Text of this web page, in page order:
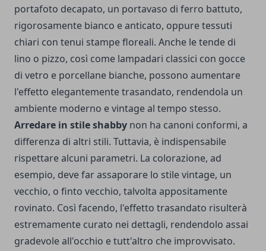
portafoto decapato, un portavaso di ferro battuto,
rigorosamente bianco e anticato, oppure tessuti
chiari con tenui stampe floreali. Anche le tende di
lino o pizzo, così come lampadari classici con gocce
di vetro e porcellane bianche, possono aumentare
l'effetto elegantemente trasandato, rendendola un
ambiente moderno e vintage al tempo stesso.
Arredare in stile shabby non ha canoni conformi, a
differenza di altri stili. Tuttavia, è indispensabile
rispettare alcuni parametri. La colorazione, ad
esempio, deve far assaporare lo stile vintage, un
vecchio, o finto vecchio, talvolta appositamente
rovinato. Così facendo, l'effetto trasandato risulterà
estremamente curato nei dettagli, rendendolo assai
gradevole all'occhio e tutt'altro che improvvisato.